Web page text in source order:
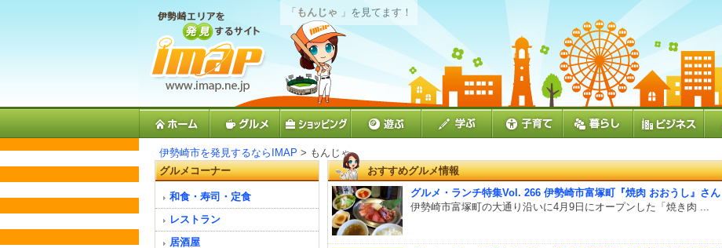
「 もんじゃ 」を見てます！
伊勢崎市を発見するならIMAP > もんじゃ
おすすめグルメ情報
グルメ・ランチ特集Vol. 266 伊勢崎市富塚町『焼肉 おおうし』さん
伊勢崎市富塚町の大通り沿いに4月9日にオープンした「焼き肉 ...
グルメコーナー
和食・寿司・定食
レストラン
居酒屋